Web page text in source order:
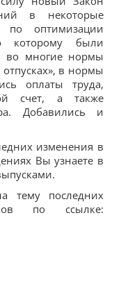
в некоторые
по оптимизации
которому были
во многие нормы
в нормы
оплаты труда,
счет, а также
Добавились и
изменения в
Вы узнаете в
тему последних
по ссылке: